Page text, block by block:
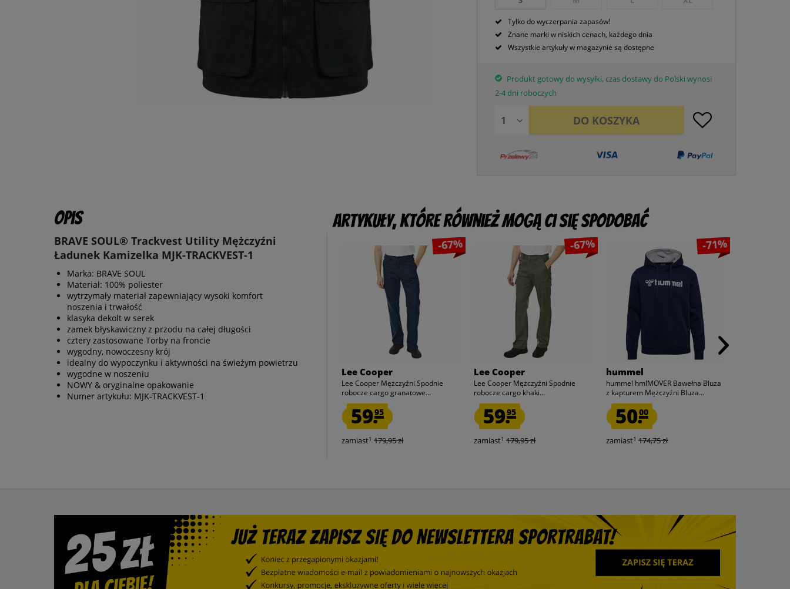
Tylko do wyczerpania zapasów!
Znane marki w niskich cenach, każdego dnia
Wszystkie artykuły w magazynie są dostępne
Produkt gotowy do wysyłki, czas dostawy do Polski wynosi
2-4 dni roboczych
DO KOSZYKA
Opis
BRAVE SOUL® Trackvest Utility Mężczyźni
Ładunek Kamizelka MJK-TRACKVEST-1
Marka: BRAVE SOUL
Materiał: 100% poliester
wytrzymały materiał zapewniający wysoki komfort
noszenia i trwałość
klasyka dekolt w serek
zamek błyskawiczny z przodu na całej długości
cztery zastosowane Torby na froncie
wygodny, nowoczesny krój
idealny do wypoczynku i aktywności na świeżym powietrzu
wygodne w noszeniu
NOWY & oryginalne opakowanie
Numer artykułu: MJK-TRACKVEST-1
Artykuły, które również mogą Ci się spodobać
-67%
Lee Cooper
Lee Cooper Mężczyźni Spodnie
robocze cargo granatowe...
59.95
zamiast1 179,95 zł
-67%
Lee Cooper
Lee Cooper Mężczyźni Spodnie
robocze cargo khaki...
59.95
zamiast1 179,95 zł
-71%
hummel
hummel hmlMOVER Bawełna Bluza
z kapturem Mężczyźni Bluza...
50.00
zamiast1 174,75 zł